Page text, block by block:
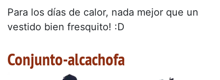
Para los días de calor, nada mejor que un
vestido bien fresquito! :D
Conjunto-alcachofa